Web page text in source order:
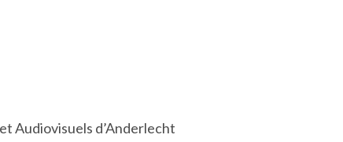
Audiovisuels d’Anderlecht